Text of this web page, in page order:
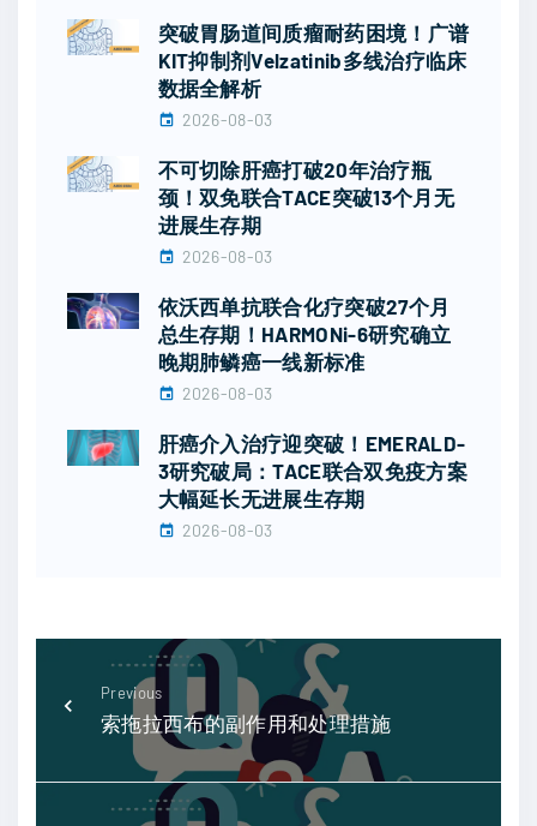
突破胃肠道间质瘤耐药困境！广谱
KIT抑制剂Velzatinib多线治疗临床
数据全解析
2026-08-03
不可切除肝癌打破20年治疗瓶
颈！双免联合TACE突破13个月无
进展生存期
2026-08-03
依沃西单抗联合化疗突破27个月
总生存期！HARMONi-6研究确立
晚期肺鳞癌一线新标准
2026-08-03
肝癌介入治疗迎突破！EMERALD-
3研究破局：TACE联合双免疫方案
大幅延长无进展生存期
2026-08-03
Previous
索拖拉西布的副作用和处理措施